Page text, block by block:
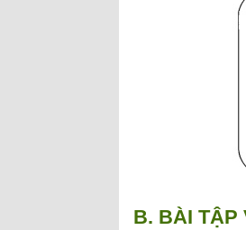
B. BÀI TẬP